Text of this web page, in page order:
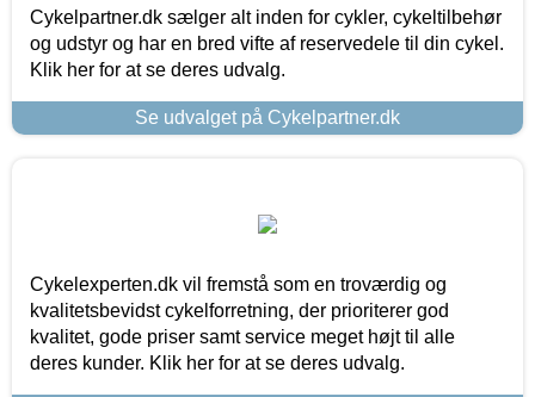
Cykelpartner.dk sælger alt inden for cykler, cykeltilbehør
og udstyr og har en bred vifte af reservedele til din cykel.
Klik her for at se deres udvalg.
Se udvalget på Cykelpartner.dk
Cykelexperten.dk vil fremstå som en troværdig og
kvalitetsbevidst cykelforretning, der prioriterer god
kvalitet, gode priser samt service meget højt til alle
deres kunder. Klik her for at se deres udvalg.